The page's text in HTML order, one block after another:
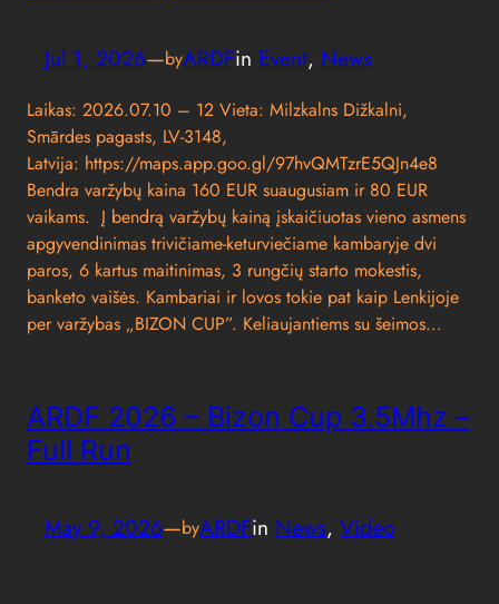
Jul 1, 2026—byARDFin Event, News
Laikas: 2026.07.10 – 12 Vieta: Milzkalns Dižkalni,
Smārdes pagasts, LV-3148,
Latvija: https://maps.app.goo.gl/97hvQMTzrE5QJn4e8
Bendra varžybų kaina 160 EUR suaugusiam ir 80 EUR
vaikams. Į bendrą varžybų kainą įskaičiuotas vieno asmens
apgyvendinimas trivičiame-keturviečiame kambaryje dvi
paros, 6 kartus maitinimas, 3 rungčių starto mokestis,
banketo vaišės. Kambariai ir lovos tokie pat kaip Lenkijoje
per varžybas „BIZON CUP”. Keliaujantiems su šeimos…
ARDF 2026 – Bizon Cup 3.5Mhz –
Full Run
May 9, 2026—byARDFin News, Video